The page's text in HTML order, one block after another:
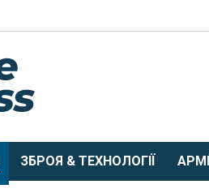
ЗБРОЯ & ТЕХНОЛОГІЇ